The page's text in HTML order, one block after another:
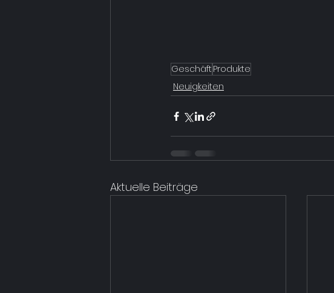
Geschäft Produkte
Neuigkeiten
Aktuelle Beiträge